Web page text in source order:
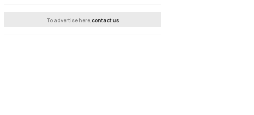
To advertise here, contact us